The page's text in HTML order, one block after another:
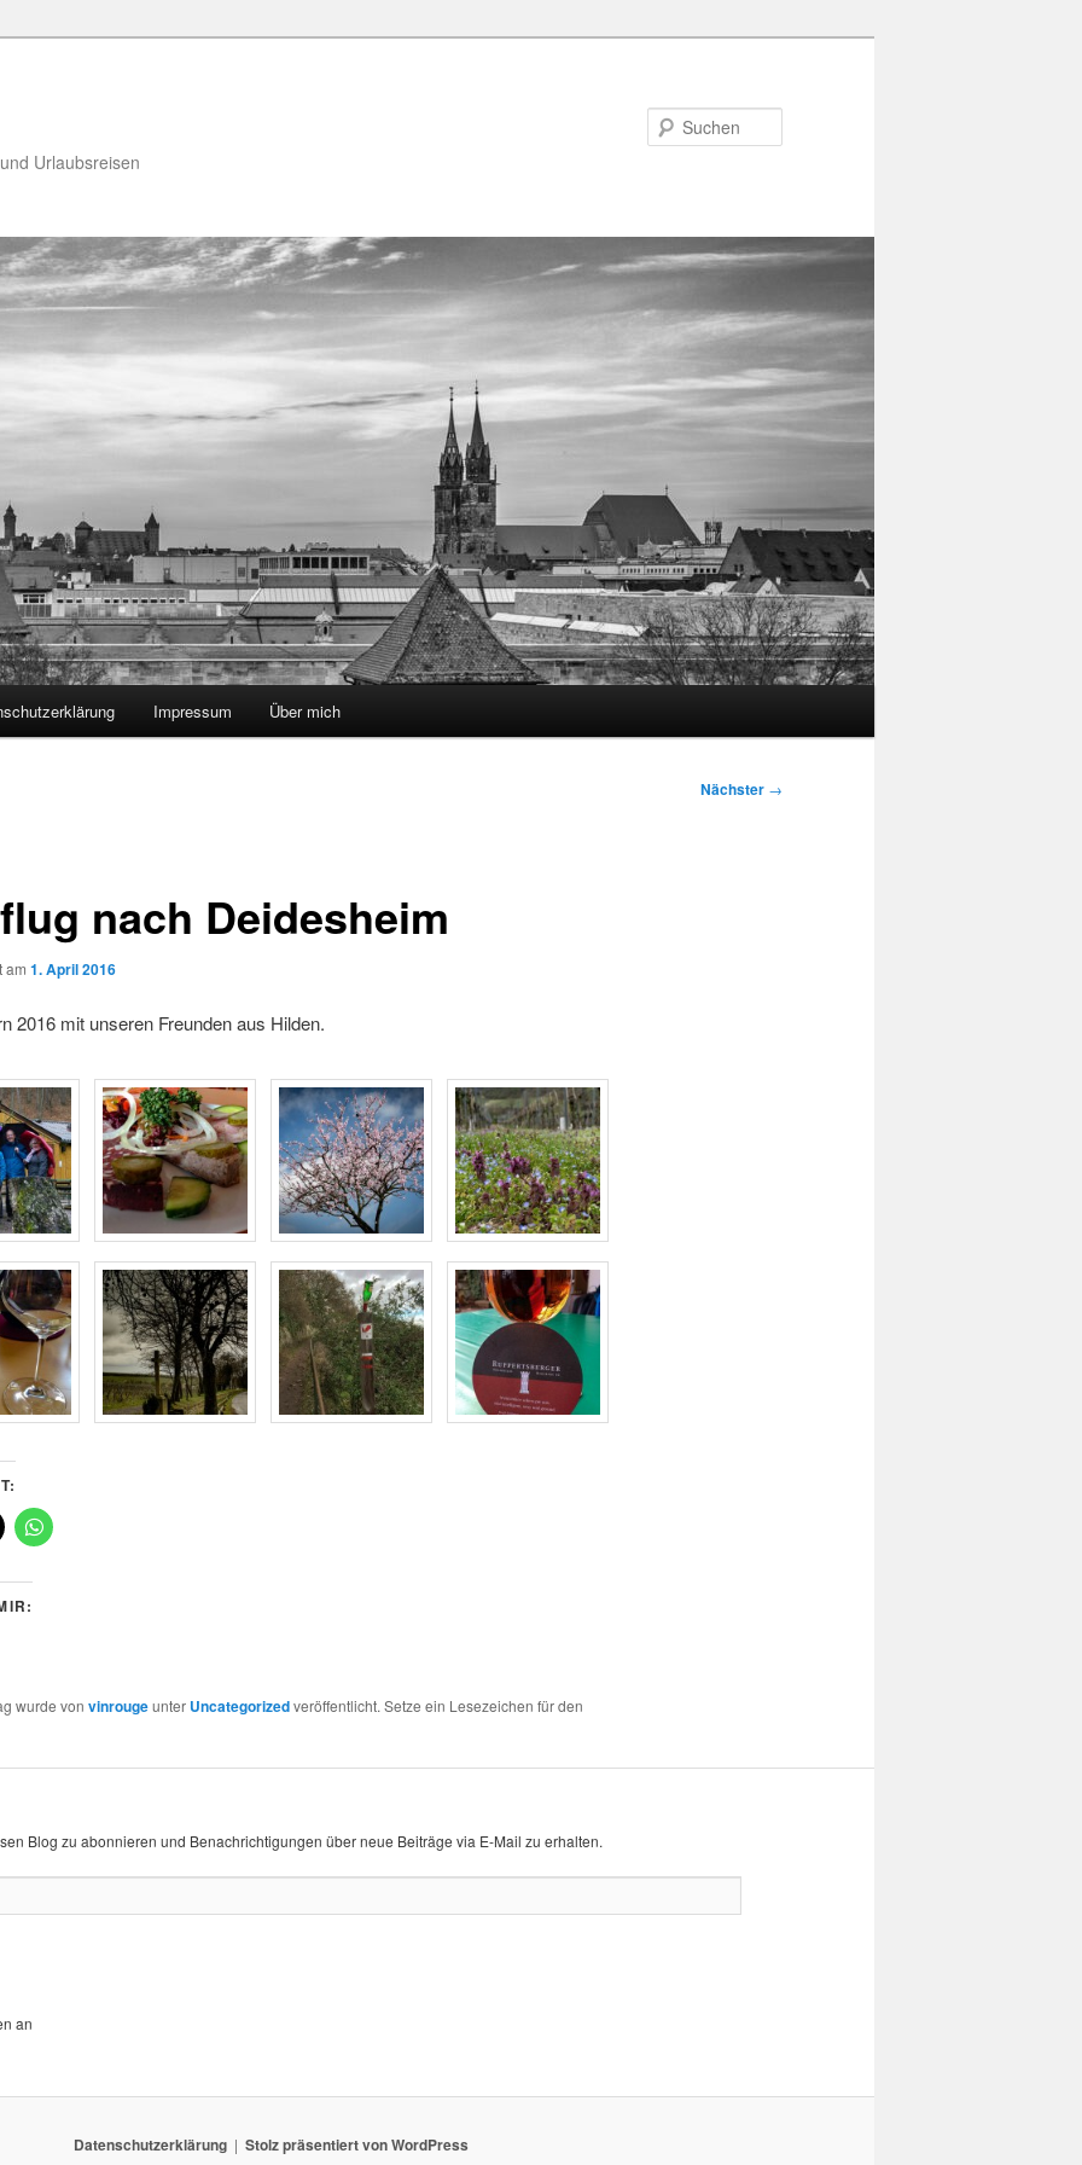
Urlaubsreisen
Impressum Über mich
Nächster →
nach Deidesheim
am 1. April 2016
2016 mit unseren Freunden aus Hilden.
wurde von vinrougeunter Uncategorizedveröffentlicht. Setze ein Lesezeichen für den
Blog zu abonnieren und Benachrichtigungen über neue Beiträge via E-Mail zu erhalten.
an
Datenschutzerklärung Stolz präsentiert von WordPress